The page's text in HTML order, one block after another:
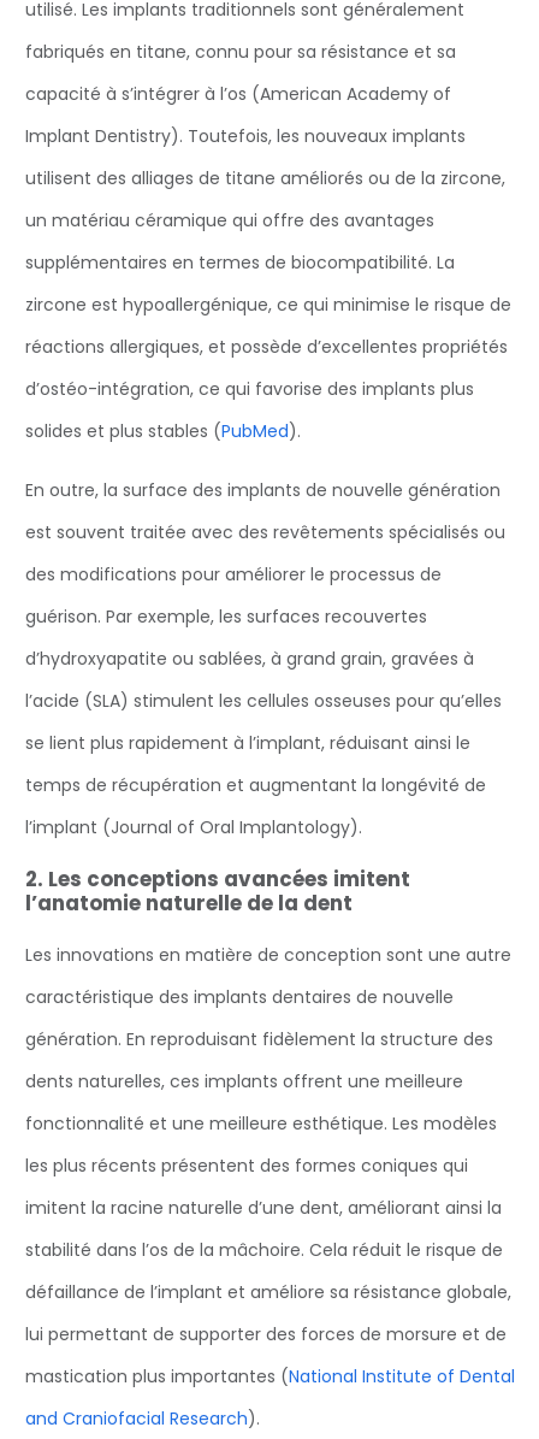
utilisé. Les implants traditionnels sont généralement
fabriqués en titane, connu pour sa résistance et sa
capacité à s’intégrer à l’os (American Academy of
Implant Dentistry). Toutefois, les nouveaux implants
utilisent des alliages de titane améliorés ou de la zircone,
un matériau céramique qui offre des avantages
supplémentaires en termes de biocompatibilité. La
zircone est hypoallergénique, ce qui minimise le risque de
réactions allergiques, et possède d’excellentes propriétés
d’ostéo-intégration, ce qui favorise des implants plus
solides et plus stables (PubMed).
En outre, la surface des implants de nouvelle génération
est souvent traitée avec des revêtements spécialisés ou
des modifications pour améliorer le processus de
guérison. Par exemple, les surfaces recouvertes
d’hydroxyapatite ou sablées, à grand grain, gravées à
l’acide (SLA) stimulent les cellules osseuses pour qu’elles
se lient plus rapidement à l’implant, réduisant ainsi le
temps de récupération et augmentant la longévité de
l’implant (Journal of Oral Implantology).
2. Les conceptions avancées imitent
l’anatomie naturelle de la dent
‍Les innovations en matière de conception sont une autre
caractéristique des implants dentaires de nouvelle
génération. En reproduisant fidèlement la structure des
dents naturelles, ces implants offrent une meilleure
fonctionnalité et une meilleure esthétique. Les modèles
les plus récents présentent des formes coniques qui
imitent la racine naturelle d’une dent, améliorant ainsi la
stabilité dans l’os de la mâchoire. Cela réduit le risque de
défaillance de l’implant et améliore sa résistance globale,
lui permettant de supporter des forces de morsure et de
mastication plus importantes (National Institute of Dental
and Craniofacial Research).